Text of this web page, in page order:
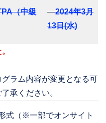
（中級
2024年3月
13日(水)
ラム内容が変更となる可
承ください。
（※一部でオンサイト